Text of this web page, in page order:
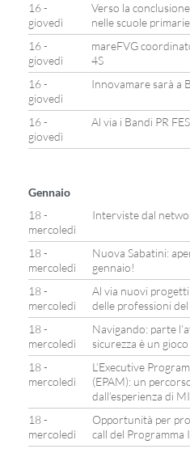
16 -
giovedì
Verso la
nelle scuole primarie
16 -
giovedì
mareFVG
4S
16 -
giovedì
Innovamare sarà a
16 -
giovedì
Al via i Bandi PR
Gennaio
18 -
mercoledì
Interviste dal
18 -
mercoledì
Nuova Sabatini:
gennaio!
18 -
mercoledì
Al via nuovi
delle professioni
18 -
mercoledì
Navigando: parte
sicurezza è un gioco
18 -
mercoledì
L’Executive
(EPAM): un
dall’esperienza di
18 -
mercoledì
Opportunità per
call del